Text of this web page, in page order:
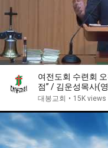
여전도회 수련회
점” / 김운성목사(
대봉교회 • 15K views